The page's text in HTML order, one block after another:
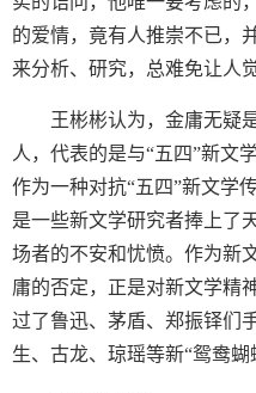
的爱情，竟有人推崇不已，
来分析、研究，总难免让人
王彬彬认为，金庸无疑
人，代表的是与“五四”新文
作为一种对抗“五四”新文学
是一些新文学研究者捧上了
场者的不安和忧愤。作为新
庸的否定，正是对新文学精
过了鲁迅、茅盾、郑振铎们
生、古龙、琼瑶等新“鸳鸯蝴